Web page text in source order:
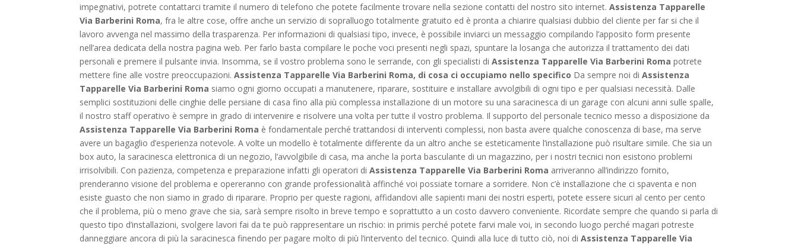
impegnativi, potrete contattarci tramite il numero di telefono che potete facilmente trovare nella sezione contatti del nostro sito internet.Assistenza Tapparelle
Via Barberini Roma, fra le altre cose, offre anche un servizio di sopralluogo totalmente gratuito ed è pronta a chiarire qualsiasi dubbio del cliente per far si che il
lavoro avvenga nel massimo della trasparenza. Per informazioni di qualsiasi tipo, invece, è possibile inviarci un messaggio compilando l’apposito form presente
nell’area dedicata della nostra pagina web. Per farlo basta compilare le poche voci presenti negli spazi, spuntare la losanga che autorizza il trattamento dei dati
personali e premere il pulsante invia. Insomma, se il vostro problema sono le serrande, con gli specialisti diAssistenza Tapparelle Via Barberini Roma potrete
mettere fine alle vostre preoccupazioni.Assistenza Tapparelle Via Barberini Roma, di cosa ci occupiamo nello specifico Da sempre noi diAssistenza
Tapparelle Via Barberini Roma siamo ogni giorno occupati a manutenere, riparare, sostituire e installare avvolgibili di ogni tipo e per qualsiasi necessità. Dalle
semplici sostituzioni delle cinghie delle persiane di casa fino alla più complessa installazione di un motore su una saracinesca di un garage con alcuni anni sulle spalle,
il nostro staff operativo è sempre in grado di intervenire e risolvere una volta per tutte il vostro problema. Il supporto del personale tecnico messo a disposizione da
Assistenza Tapparelle Via Barberini Roma è fondamentale perché trattandosi di interventi complessi, non basta avere qualche conoscenza di base, ma serve
avere un bagaglio d’esperienza notevole. A volte un modello è totalmente differente da un altro anche se esteticamente l’installazione può risultare simile. Che sia un
box auto, la saracinesca elettronica di un negozio, l’avvolgibile di casa, ma anche la porta basculante di un magazzino, per i nostri tecnici non esistono problemi
irrisolvibili. Con pazienza, competenza e preparazione infatti gli operatori diAssistenza Tapparelle Via Barberini Roma arriveranno all’indirizzo fornito,
prenderanno visione del problema e opereranno con grande professionalità affinché voi possiate tornare a sorridere. Non c’è installazione che ci spaventa e non
esiste guasto che non siamo in grado di riparare. Proprio per queste ragioni, affidandovi alle sapienti mani dei nostri esperti, potete essere sicuri al cento per cento
che il problema, più o meno grave che sia, sarà sempre risolto in breve tempo e soprattutto a un costo davvero conveniente. Ricordate sempre che quando si parla di
questo tipo d’installazioni, svolgere lavori fai da te può rappresentare un rischio: in primis perché potete farvi male voi, in secondo luogo perché magari potreste
danneggiare ancora di più la saracinesca finendo per pagare molto di più l’intervento del tecnico. Quindi alla luce di tutto ciò, noi diAssistenza Tapparelle Via